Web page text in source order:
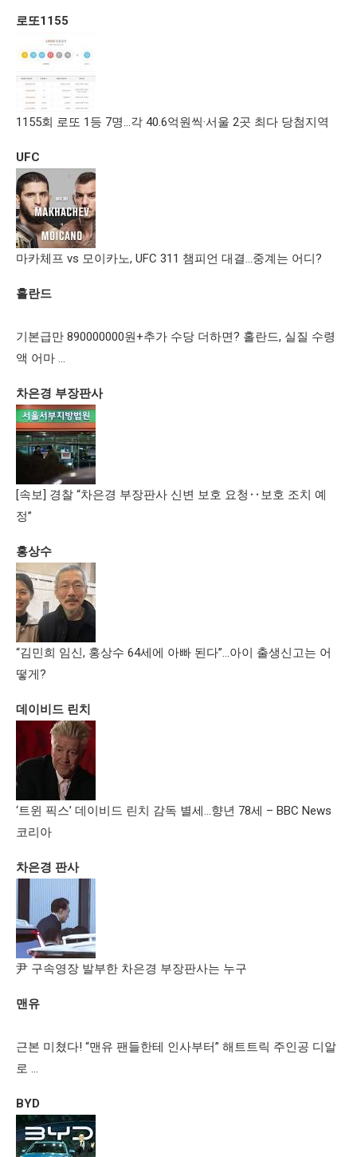
로또1155
1155회 로또 1등 7명…각 40.6억원씩·서울 2곳 최다 당첨지역
UFC
마카체프 vs 모이카노, UFC 311 챔피언 대결…중계는 어디?
홀란드
기본급만 890000000원+추가 수당 더하면? 홀란드, 실질 수령
액 어마 …
차은경 부장판사
[속보] 경찰 “차은경 부장판사 신변 보호 요청‥보호 조치 예
정”
홍상수
“김민희 임신, 홍상수 64세에 아빠 된다”…아이 출생신고는 어
떻게?
데이비드 린치
‘트윈 픽스’ 데이비드 린치 감독 별세…향년 78세 – BBC News
코리아
차은경 판사
尹 구속영장 발부한 차은경 부장판사는 누구
맨유
근본 미쳤다! “맨유 팬들한테 인사부터” 해트트릭 주인공 디알
로 …
BYD